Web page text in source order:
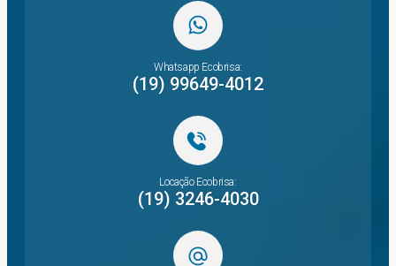
Whatsapp Ecobrisa:
(19) 99649-4012
Locação Ecobrisa:
(19) 3246-4030